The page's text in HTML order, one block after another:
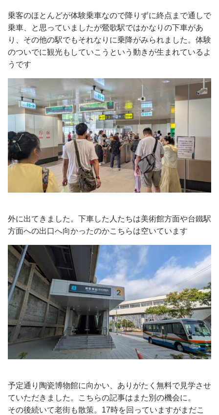
乗客のほとんどが体験乗車なので降りずに終点まで通しで
乗車、と思っていましたが鶯歌駅ではかなりの下車があ
り、その他の駅でもそれなりに乗降がみられました。体験
のついでに観光もしていこうという動きが生まれているよ
うです
外に出てきました。下車した人たちは美術館方面や台鐵駅
方面への出口へ向かったのかこちらは空いています
予定通り陶瓷博物館に向かい、ありがたく無料で見学させ
ていただきました。こちらの記事はまた別の機会に。
その後続いて老街も散策。17時を回っていますがまだこ